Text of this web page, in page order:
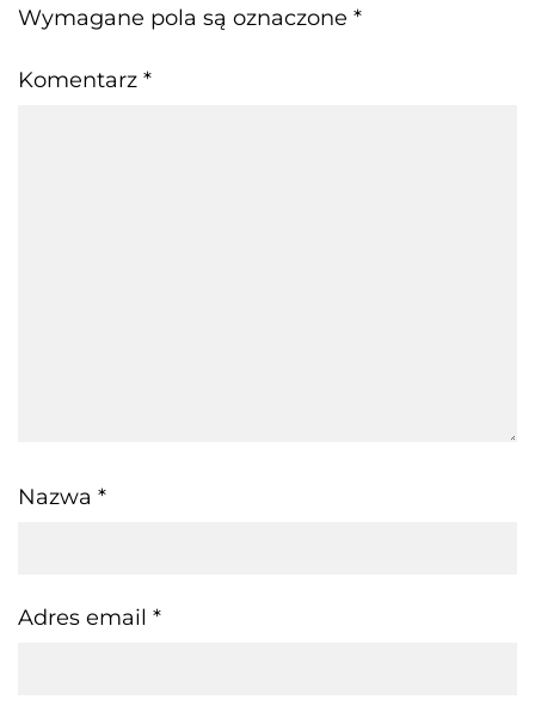
Wymagane pola są oznaczone *
Komentarz *
Nazwa *
Adres email *